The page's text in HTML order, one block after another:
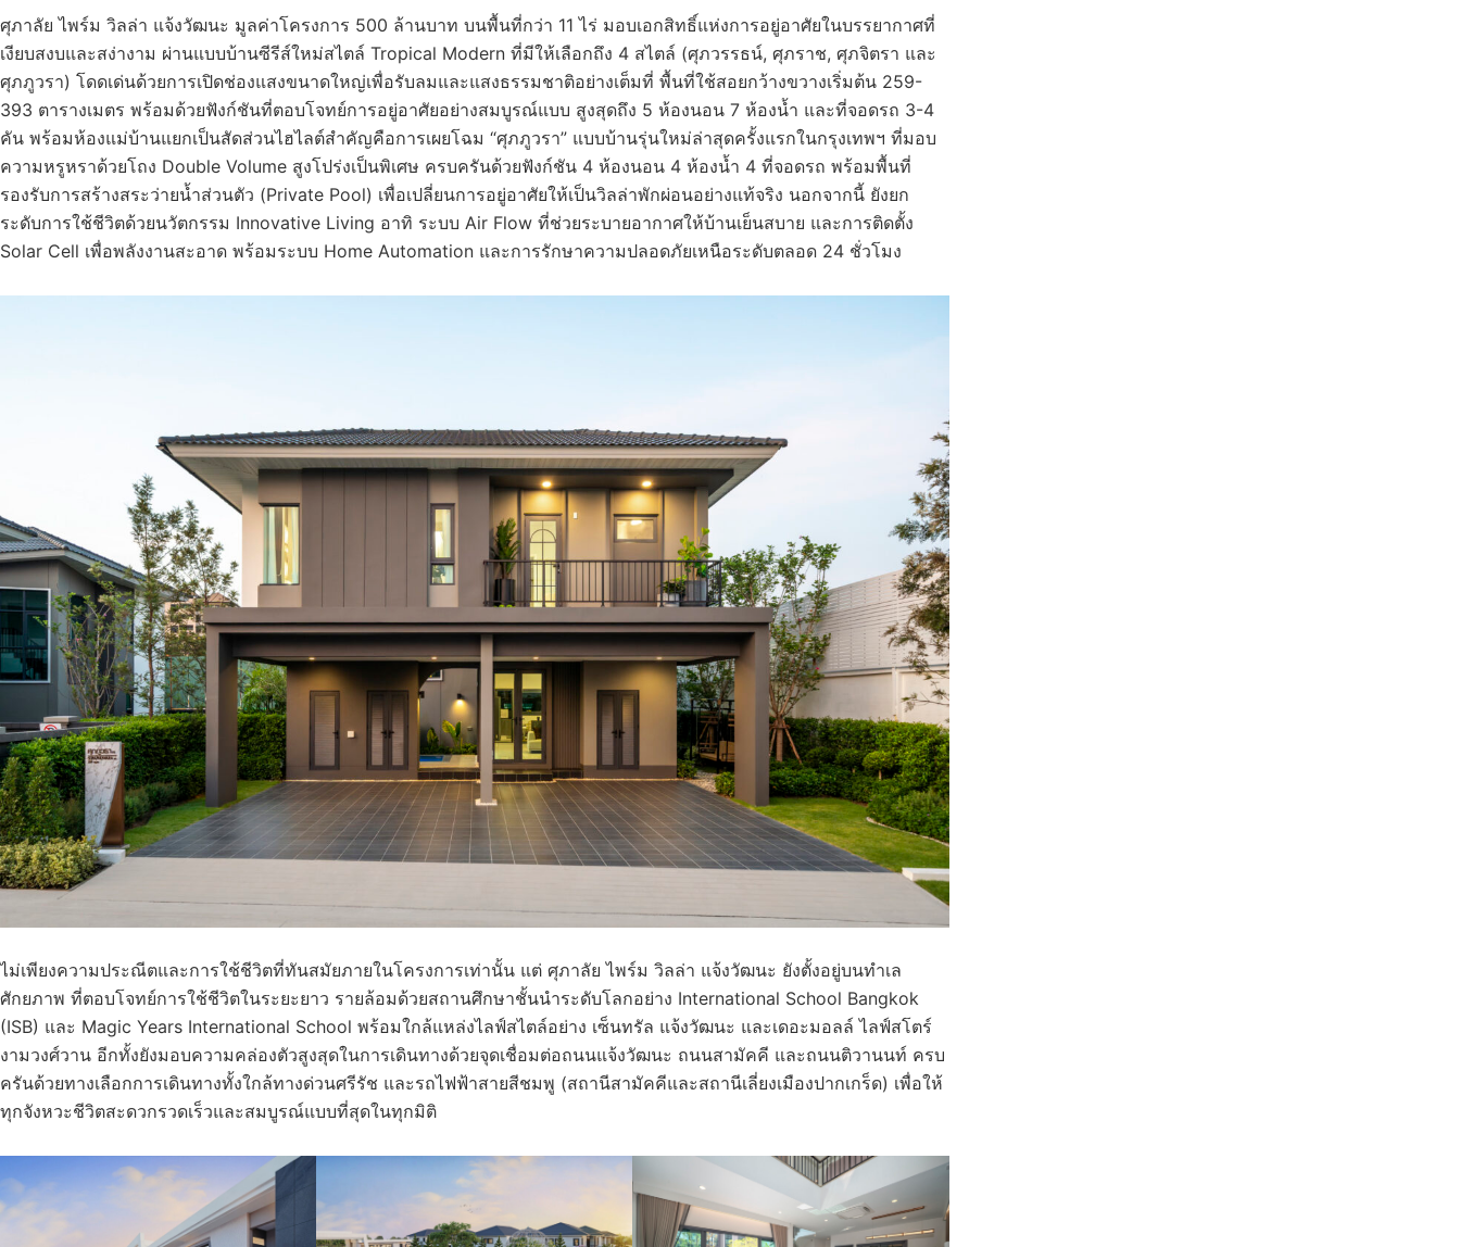
ศุภาลัย ไพร์ม วิลล่า แจ้งวัฒนะ มูลค่าโครงการ 500 ล้านบาท บนพื้นที่กว่า 11 ไร่ มอบเอกสิทธิ์แห่งการอยู่อาศัยในบรรยากาศที่
เงียบสงบและสง่างาม ผ่านแบบบ้านซีรีส์ใหม่สไตล์ Tropical Modern ที่มีให้เลือกถึง 4 สไตล์ (ศุภวรรธน์, ศุภราช, ศุภจิตรา และ
ศุภภูวรา) โดดเด่นด้วยการเปิดช่องแสงขนาดใหญ่เพื่อรับลมและแสงธรรมชาติอย่างเต็มที่ พื้นที่ใช้สอยกว้างขวางเริ่มต้น 259-
393 ตารางเมตร พร้อมด้วยฟังก์ชันที่ตอบโจทย์การอยู่อาศัยอย่างสมบูรณ์แบบ สูงสุดถึง 5 ห้องนอน 7 ห้องน้ำ และที่จอดรถ 3-4
คัน พร้อมห้องแม่บ้านแยกเป็นสัดส่วนไฮไลต์สำคัญคือการเผยโฉม “ศุภภูวรา” แบบบ้านรุ่นใหม่ล่าสุดครั้งแรกในกรุงเทพฯ ที่มอบ
ความหรูหราด้วยโถง Double Volume สูงโปร่งเป็นพิเศษ ครบครันด้วยฟังก์ชัน 4 ห้องนอน 4 ห้องน้ำ 4 ที่จอดรถ พร้อมพื้นที่
รองรับการสร้างสระว่ายน้ำส่วนตัว (Private Pool) เพื่อเปลี่ยนการอยู่อาศัยให้เป็นวิลล่าพักผ่อนอย่างแท้จริง นอกจากนี้ ยังยก
ระดับการใช้ชีวิตด้วยนวัตกรรม Innovative Living อาทิ ระบบ Air Flow ที่ช่วยระบายอากาศให้บ้านเย็นสบาย และการติดตั้ง
Solar Cell เพื่อพลังงานสะอาด พร้อมระบบ Home Automation และการรักษาความปลอดภัยเหนือระดับตลอด 24 ชั่วโมง
ไม่เพียงความประณีตและการใช้ชีวิตที่ทันสมัยภายในโครงการเท่านั้น แต่ ศุภาลัย ไพร์ม วิลล่า แจ้งวัฒนะ ยังตั้งอยู่บนทำเล
ศักยภาพ ที่ตอบโจทย์การใช้ชีวิตในระยะยาว รายล้อมด้วยสถานศึกษาชั้นนำระดับโลกอย่าง International School Bangkok
(ISB) และ Magic Years International School พร้อมใกล้แหล่งไลฟ์สไตล์อย่าง เซ็นทรัล แจ้งวัฒนะ และเดอะมอลล์ ไลฟ์สโตร์
งามวงศ์วาน อีกทั้งยังมอบความคล่องตัวสูงสุดในการเดินทางด้วยจุดเชื่อมต่อถนนแจ้งวัฒนะ ถนนสามัคคี และถนนติวานนท์ ครบ
ครันด้วยทางเลือกการเดินทางทั้งใกล้ทางด่วนศรีรัช และรถไฟฟ้าสายสีชมพู (สถานีสามัคคีและสถานีเลี่ยงเมืองปากเกร็ด) เพื่อให้
ทุกจังหวะชีวิตสะดวกรวดเร็วและสมบูรณ์แบบที่สุดในทุกมิติ